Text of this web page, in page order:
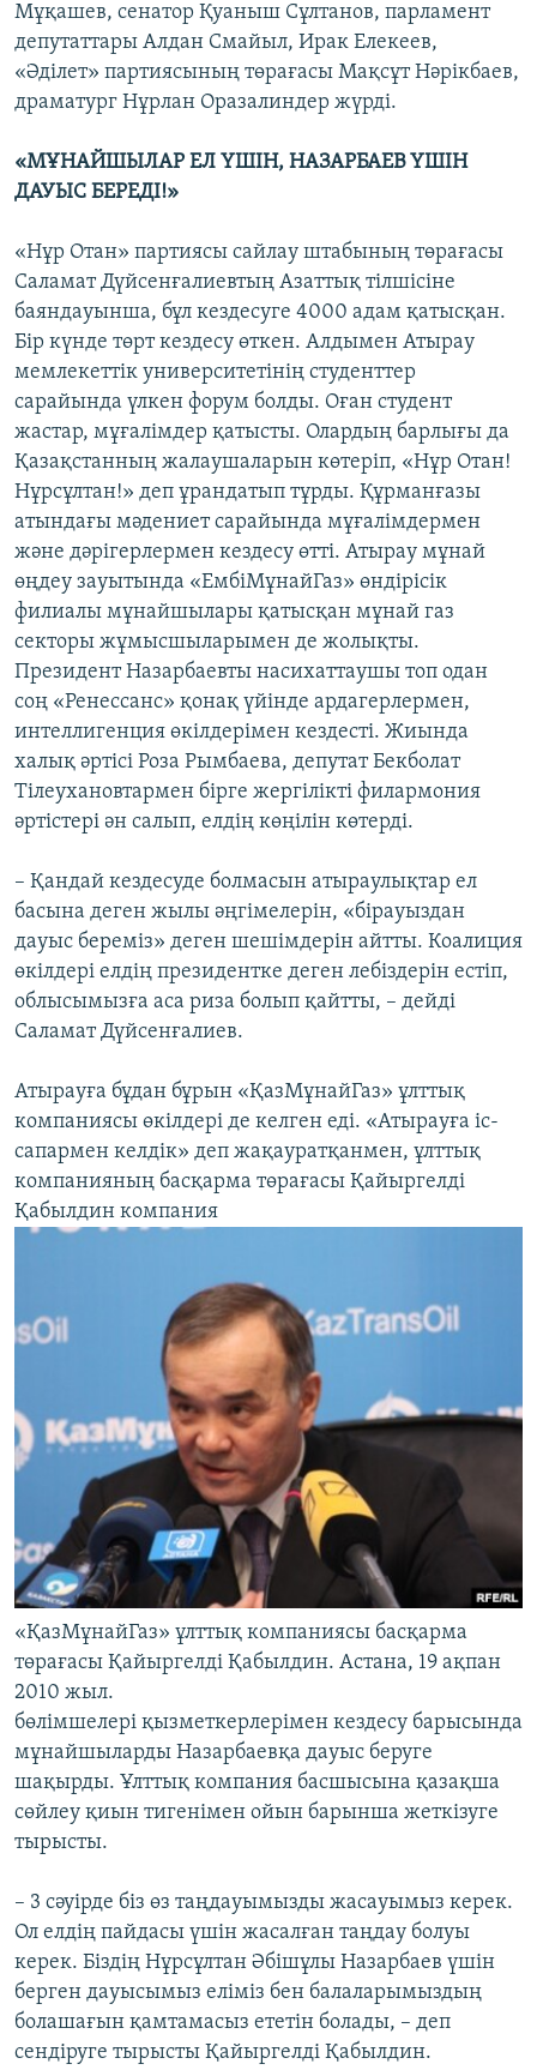
Мұқашев, сенатор Қуаныш Сұлтанов, парламент
депутаттары Алдан Смайыл, Ирак Елекеев,
«Әділет» партиясының төрағасы Мақсұт Нәрікбаев,
драматург Нұрлан Оразалиндер жүрді.
«МҰНАЙШЫЛАР ЕЛ ҮШІН, НАЗАРБАЕВ ҮШІН
ДАУЫС БЕРЕДІ!»
«Нұр Отан» партиясы сайлау штабының төрағасы
Саламат Дүйсенғалиевтың Азаттық тілшісіне
баяндауынша, бұл кездесуге 4000 адам қатысқан.
Бір күнде төрт кездесу өткен. Алдымен Атырау
мемлекеттік университетінің студенттер
сарайында үлкен форум болды. Оған студент
жастар, мұғалімдер қатысты. Олардың барлығы да
Қазақстанның жалаушаларын көтеріп, «Нұр Отан!
Нұрсұлтан!» деп ұрандатып тұрды. Құрманғазы
атындағы мәдениет сарайында мұғалімдермен
және дәрігерлермен кездесу өтті. Атырау мұнай
өңдеу зауытында «ЕмбіМұнайГаз» өндірісік
филиалы мұнайшылары қатысқан мұнай газ
секторы жұмысшыларымен де жолықты.
Президент Назарбаевты насихаттаушы топ одан
соң «Ренессанс» қонақ үйінде ардагерлермен,
интеллигенция өкілдерімен кездесті. Жиында
халық әртісі Роза Рымбаева, депутат Бекболат
Тілеухановтармен бірге жергілікті филармония
әртістері ән салып, елдің көңілін көтерді.
– Қандай кездесуде болмасын атыраулықтар ел
басына деген жылы әңгімелерін, «бірауыздан
дауыс береміз» деген шешімдерін айтты. Коалиция
өкілдері елдің президентке деген лебіздерін естіп,
облысымызға аса риза болып қайтты, – дейді
Саламат Дүйсенғалиев.
Атырауға бұдан бұрын «ҚазМұнайГаз» ұлттық
компаниясы өкілдері де келген еді. «Атырауға іс-
сапармен келдік» деп жақауратқанмен, ұлттық
компанияның басқарма төрағасы Қайыргелді
Қабылдин компания
«ҚазМұнайГаз» ұлттық компаниясы басқарма
төрағасы Қайыргелді Қабылдин. Астана, 19 ақпан
2010 жыл.
бөлімшелері қызметкерлерімен кездесу барысында
мұнайшыларды Назарбаевқа дауыс беруге
шақырды. Ұлттық компания басшысына қазақша
сөйлеу қиын тигенімен ойын барынша жеткізуге
тырысты.
– 3 сәуірде біз өз таңдауымызды жасауымыз керек.
Ол елдің пайдасы үшін жасалған таңдау болуы
керек. Біздің Нұрсұлтан Әбішұлы Назарбаев үшін
берген дауысымыз еліміз бен балаларымыздың
болашағын қамтамасыз ететін болады, – деп
сендіруге тырысты Қайыргелді Қабылдин.